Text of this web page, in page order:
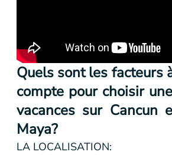
Quels sont les facteurs
compte pour choisir
vacances sur Cancun
Maya?
LA LOCALISATION: